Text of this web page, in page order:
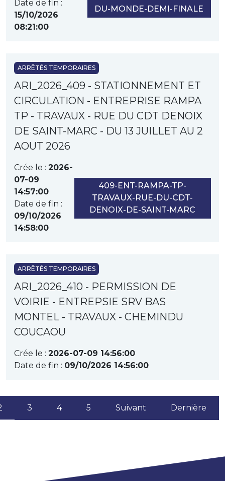
Date de fin :
15/10/2026
08:21:00
DU-MONDE-DEMI-FINALE
ARRÊTÉS TEMPORAIRES
ARI_2026_409 - STATIONNEMENT ET
CIRCULATION - ENTREPRISE RAMPA
TP - TRAVAUX - RUE DU CDT DENOIX
DE SAINT-MARC - DU 13 JUILLET AU 2
AOUT 2026
Crée le : 2026-
07-09
14:57:00
Date de fin :
09/10/2026
14:58:00
409-ENT-RAMPA-TP-
TRAVAUX-RUE-DU-CDT-
DENOIX-DE-SAINT-MARC
ARRÊTÉS TEMPORAIRES
ARI_2026_410 - PERMISSION DE
VOIRIE - ENTREPSIE SRV BAS
MONTEL - TRAVAUX - CHEMINDU
COUCAOU
Crée le : 2026-07-09 14:56:00
Date de fin : 09/10/2026 14:56:00
(current)
3 4 5 Suivant Dernière